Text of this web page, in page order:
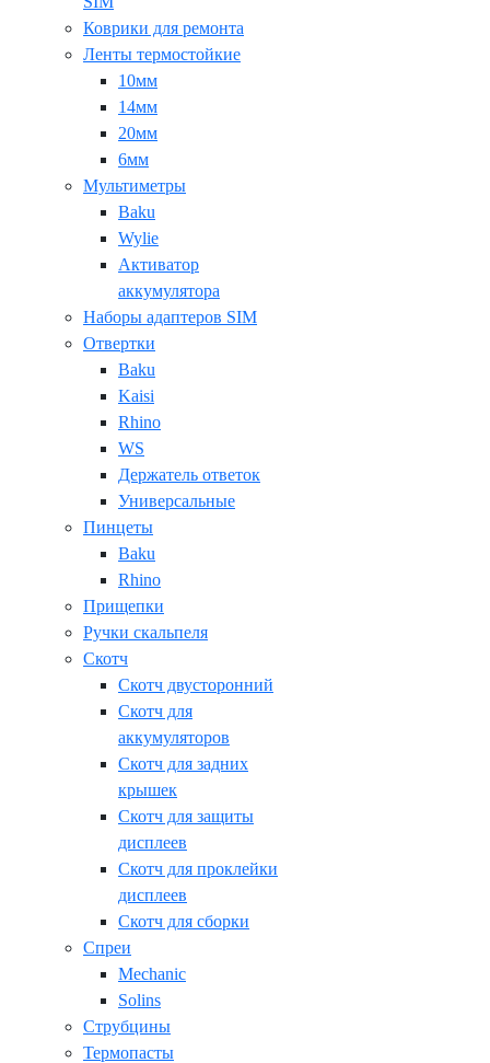
Коврики для ремонта
Ленты термостойкие
10мм
14мм
20мм
6мм
Мультиметры
Baku
Wylie
Активатор
аккумулятора
Наборы адаптеров SIM
Отвертки
Baku
Kaisi
Rhino
WS
Держатель ответок
Универсальные
Пинцеты
Baku
Rhino
Прищепки
Ручки скальпеля
Скотч
Скотч двусторонний
Скотч для
аккумуляторов
Скотч для задних
крышек
Скотч для защиты
дисплеев
Скотч для проклейки
дисплеев
Скотч для сборки
Спреи
Mechanic
Solins
Струбцины
Термопасты